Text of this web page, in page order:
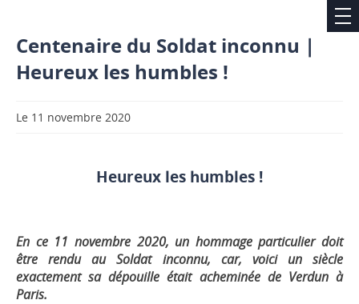
Centenaire du Soldat inconnu |
Heureux les humbles !
Le 11 novembre 2020
Heureux les humbles !
En ce 11 novembre 2020, un hommage particulier doit
être rendu au Soldat inconnu, car, voici un siècle
exactement sa dépouille était acheminée de Verdun à
Paris.